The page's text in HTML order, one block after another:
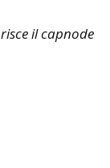
il capnode